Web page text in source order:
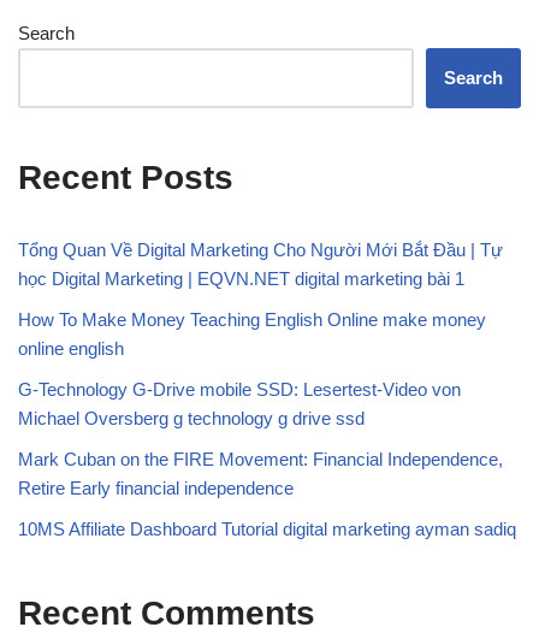
Search
Search
Recent Posts
Tổng Quan Về Digital Marketing Cho Người Mới Bắt Đầu | Tự
học Digital Marketing | EQVN.NET digital marketing bài 1
How To Make Money Teaching English Online make money
online english
G-Technology G-Drive mobile SSD: Lesertest-Video von
Michael Oversberg g technology g drive ssd
Mark Cuban on the FIRE Movement: Financial Independence,
Retire Early financial independence
10MS Affiliate Dashboard Tutorial digital marketing ayman sadiq
Recent Comments